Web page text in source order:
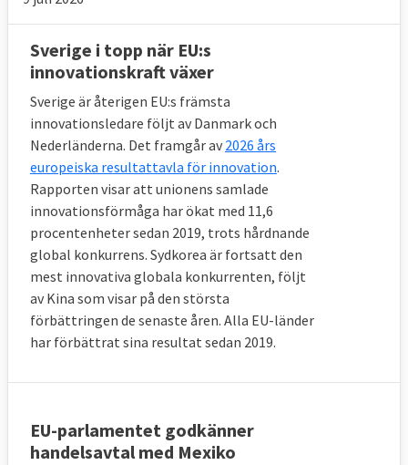
Sverige i topp när EU:s
innovationskraft växer
Sverige är återigen EU:s främsta
innovationsledare följt av Danmark och
Nederländerna. Det framgår av 2026 års
europeiska resultattavla för innovation.
Rapporten visar att unionens samlade
innovationsförmåga har ökat med 11,6
procentenheter sedan 2019, trots hårdnande
global konkurrens. Sydkorea är fortsatt den
mest innovativa globala konkurrenten, följt
av Kina som visar på den största
förbättringen de senaste åren. Alla EU-länder
har förbättrat sina resultat sedan 2019.
EU-parlamentet godkänner
handelsavtal med Mexiko